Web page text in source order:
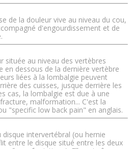
de la douleur vive au niveau du cou,
d'engourdissement et de
située au niveau des vertèbres
en dessous de la dernière vertèbre
liées à la lombalgie peuvent
des cuisses, jusque derrière les
cas, la lombalgie est due à une
malformation... C'est la
"specific low back pain" en anglais.
intervertébral (ou hernie
entre le disque situé entre les deux